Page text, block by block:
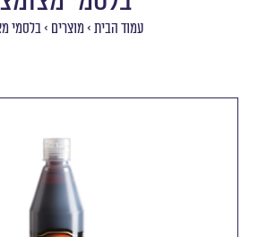
עמוד הבית >מוצרים >בלסמי